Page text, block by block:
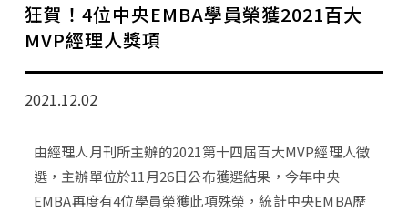
行政公告
師生動態
狂賀！4位中央EMBA學員榮獲2021百大
MVP經理人獎項
2021.12.02
由經理人月刊所主辦的2021第十四屆百大MVP經理人徵
選，主辦單位於11月26日公布獲選結果，今年中央
EMBA再度有4位學員榮獲此項殊榮，統計中央EMBA歷